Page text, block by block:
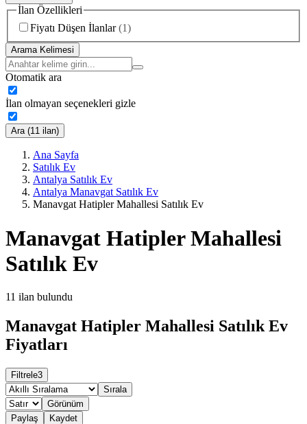
İlan Özellikleri
Fiyatı Düşen İlanlar (1)
Arama Kelimesi
Otomatik ara
İlan olmayan seçenekleri gizle
Ara (11 ilan)
Ana Sayfa
Satılık Ev
Antalya Satılık Ev
Antalya Manavgat Satılık Ev
Manavgat Hatipler Mahallesi Satılık Ev
Manavgat Hatipler Mahallesi
Satılık Ev
11 ilan bulundu
Manavgat Hatipler Mahallesi Satılık Ev
Fiyatları
Filtrele3
Sırala
Görünüm
Paylaş
Kaydet